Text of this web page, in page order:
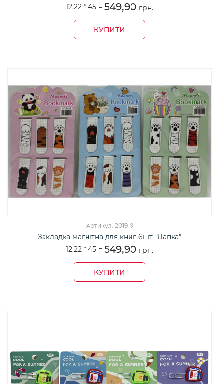
12.22 * 45 = 549,90 грн.
КУПИТИ
Артикул: 2019-9
Закладка магнітна для книг 6шт. "Лапка"
12.22 * 45 = 549,90 грн.
КУПИТИ